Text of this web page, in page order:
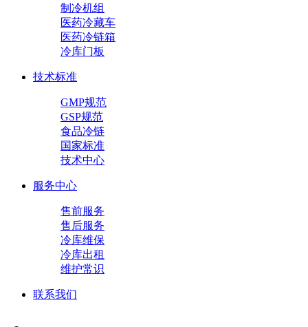
制冷机组
医药冷藏车
医药冷链箱
冷库门板
技术标准
GMP规范
GSP规范
食品冷链
国家标准
技术中心
服务中心
售前服务
售后服务
冷库维保
冷库出租
维护常识
联系我们